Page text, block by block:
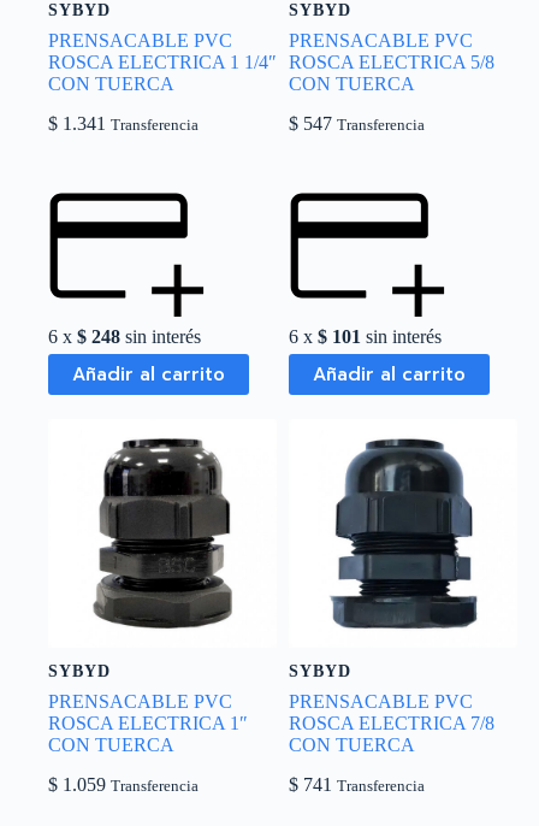
SYBYD
PRENSACABLE PVC
ROSCA ELECTRICA 1 1/4″
CON TUERCA
$ 1.341 Transferencia
6 x $ 248 sin interés
Añadir al carrito
SYBYD
PRENSACABLE PVC
ROSCA ELECTRICA 5/8
CON TUERCA
$ 547 Transferencia
6 x$ 101 sin interés
Añadir al carrito
SYBYD
PRENSACABLE PVC
ROSCA ELECTRICA 1″
CON TUERCA
$ 1.059 Transferencia
SYBYD
PRENSACABLE PVC
ROSCA ELECTRICA 7/8
CON TUERCA
$ 741 Transferencia